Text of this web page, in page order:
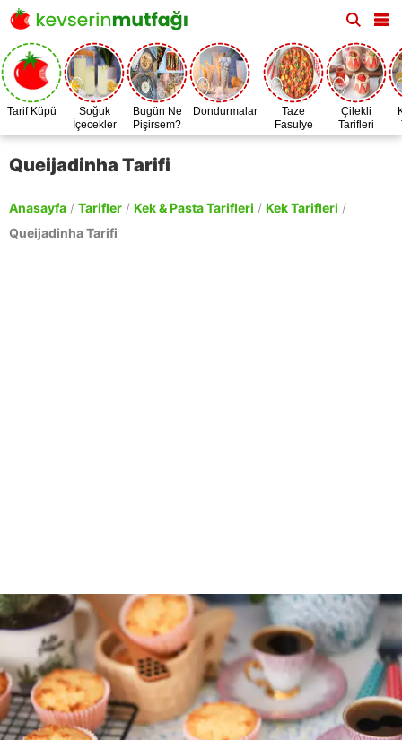
Tarif Küpü
Soğuk
İçecekler
Bugün Ne
Pişirsem?
Dondurmalar
Taze
Fasulye
Zamanı
Çilekli
Tarifleri
Queijadinha Tarifi
Anasayfa / Tarifler / Kek & Pasta Tarifleri / Kek Tarifleri /
Queijadinha Tarifi